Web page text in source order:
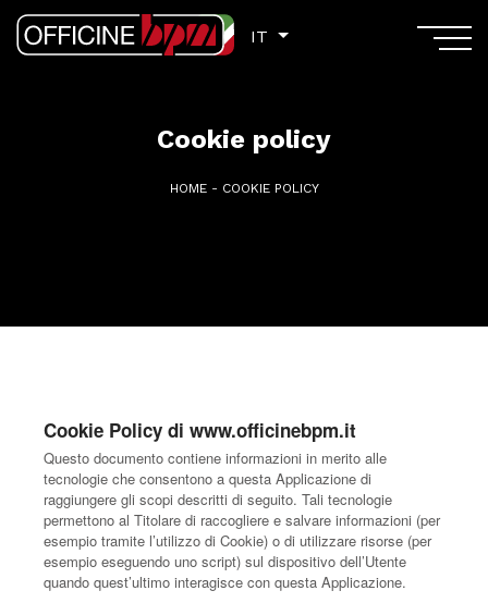
IT
Cookie policy
HOME- COOKIE POLICY
Cookie Policy di www.officinebpm.it
Questo documento contiene informazioni in merito alle
tecnologie che consentono a questa Applicazione di
raggiungere gli scopi descritti di seguito. Tali tecnologie
permettono al Titolare di raccogliere e salvare informazioni (per
esempio tramite l’utilizzo di Cookie) o di utilizzare risorse (per
esempio eseguendo uno script) sul dispositivo dell’Utente
quando quest’ultimo interagisce con questa Applicazione.